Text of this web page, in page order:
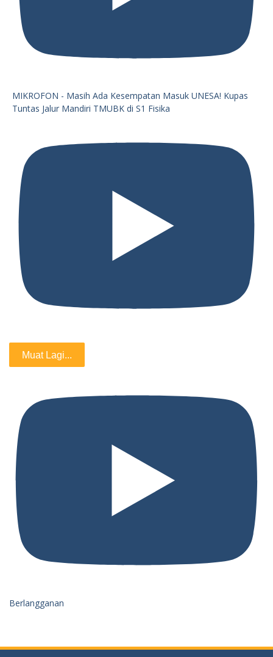
MIKROFON - Masih Ada Kesempatan Masuk UNESA! Kupas
Tuntas Jalur Mandiri TMUBK di S1 Fisika
Muat Lagi...
Berlangganan